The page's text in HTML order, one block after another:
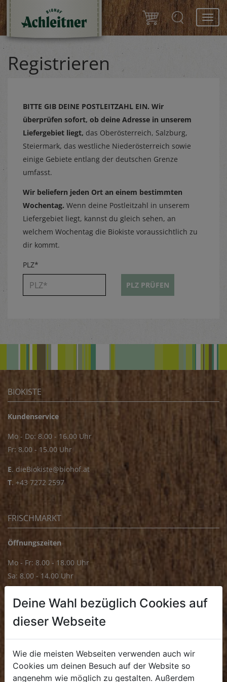
Registrieren
BITTE GIB DEINE POSTLEITZAHL EIN. Wir
überprüfen sofort, ob deine Adresse in unserem
Liefergebiet liegt, das Oberösterreich, Salzburg,
Steiermark, das westliche Niederösterreich sowie
einige Gebiete entlang der deutschen Grenze
umfasst.
Wir beliefern jeden Ort an einem bestimmten
Wochentag. Wenn deine Postleitzahl in unserem
Liefergebiet liegt, kannst du gleich sehen, an
welchem Wochentag die Biokiste voraussichtlich zu
dir kommt.
PLZ*
PLZ PRÜFEN
BIOKISTE
Kundenservice
Mo - Do: 8.00 - 16.00 Uhr
Fr: 8.00 - 15.00 Uhr
E. dieBiokiste@biohof.at
T. +43 7272 2597
FRISCHMARKT
Öffnungszeiten
Mo - Fr: 8.00 - 18.00 Uhr
Sa: 8.00 - 14.00 Uhr
Mo - Fr: 8.00 - 16.00 Uhr
. +43 7272 4859 70
Deine Wahl bezüglich Cookies auf
dieser Webseite
Wie die meisten Webseiten verwenden auch wir
Cookies um deinen Besuch auf der Website so
angenehm wie möglich zu gestalten. Außerdem